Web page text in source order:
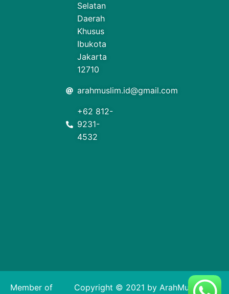
Selatan
Daerah
Khusus
Ibukota
Jakarta
12710
arahmuslim.id@gmail.com
+62 812-
9231-
4532
Member of Copyright © 2021 by ArahMuslim. All